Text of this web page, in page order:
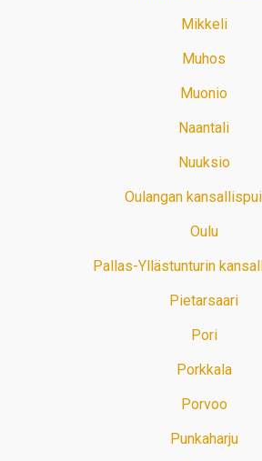
Mikkeli
Muhos
Muonio
Naantali
Nuuksio
Oulangan
Oulu
Pallas-Yllästunturin
Pietarsaari
Pori
Porkkala
Porvoo
Punkaharju